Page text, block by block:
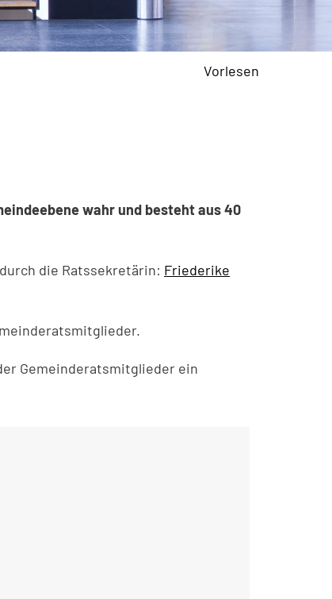
Vorlesen
wahr und besteht aus 40
die Ratssekretärin: Friederike
Gemeinderatsmitglieder ein